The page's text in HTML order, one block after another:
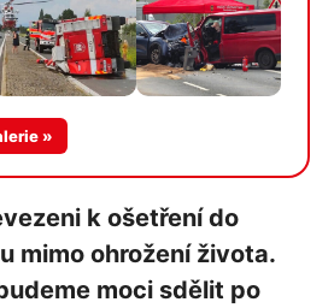
»
k ošetření do
mimo ohrožení života.
moci sdělit po